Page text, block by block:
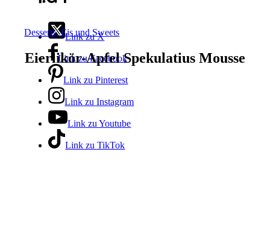
Link zu X
Link zu Facebook
Link zu Pinterest
Link zu Instagram
Link zu Youtube
Link zu TikTok
Desserts, Eis und Sweets
Eierlikör-Apfel Spekulatius Mousse